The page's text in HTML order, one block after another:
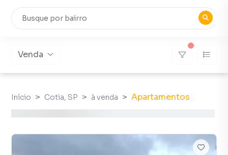
Venda
Início Cotia, SP à venda Apartamentos